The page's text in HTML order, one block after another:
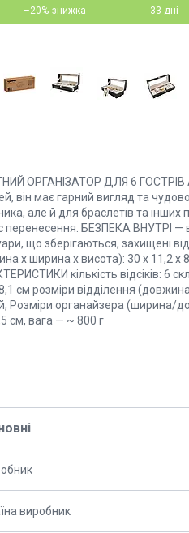
–20% 33 дні
ОРГАНІЗАТОР ДЛЯ 6
він має гарний вигляд та
але й для браслетів та
перенесення. БЕЗПЕКА ВНУТРІ —
що зберігаються, захищені
х ширина х висота): 30 х 11,2 х
кількість відсіків: 6
см розміри відділення
Розміри органайзера (ширина/
см, вага — ~ 800 г
виробник